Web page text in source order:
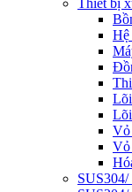
Thiết bị
Hệ
Vỏ
Vỏ